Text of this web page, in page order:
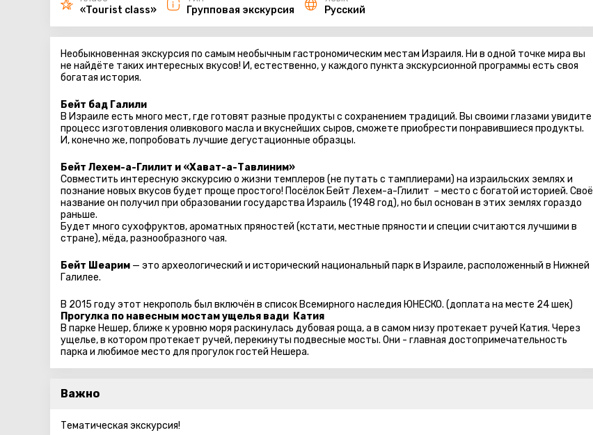
«Tourist class»
Групповая экскурсия
Русский
Необыкновенная экскурсия по самым необычным гастрономическим местам Израиля. Ни в одной точке мира вы
не найдёте таких интересных вкусов! И, естественно, у каждого пункта экскурсионной программы есть своя
богатая история.
Бейт бад Галили
В Израиле есть много мест, где готовят разные продукты с сохранением традиций. Вы своими глазами увидите
процесс изготовления оливкового масла и вкуснейших сыров, сможете приобрести понравившиеся продукты.
И, конечно же, попробовать лучшие дегустационные образцы.
Бейт Лехем-а-Глилит и «Хават-а-Тавлиним»
Совместить интересную экскурсию о жизни темплеров (не путать с тамплиерами) на израильских землях и
познание новых вкусов будет проще простого! Посёлок Бейт Лехем-а-Глилит – место с богатой историей. Своё
название он получил при образовании государства Израиль (1948 год), но был основан в этих землях гораздо
раньше.
Будет много сухофруктов, ароматных пряностей (кстати, местные пряности и специи считаются лучшими в
стране), мёда, разнообразного чая.
Бейт Шеарим — это археологический и исторический национальный парк в Израиле, расположенный в Нижней
Галилее.
В 2015 году этот некрополь был включён в список Всемирного наследия ЮНЕСКО. (доплата на месте 24 шек)
Прогулка по навесным мостам ущелья вади Катия
В парке Нешер, ближе к уровню моря раскинулась дубовая роща, а в самом низу протекает ручей Катия. Через
ущелье, в котором протекает ручей, перекинуты подвесные мосты. Они - главная достопримечательность
парка и любимое место для прогулок гостей Нешера.
Важно
Тематическая экскурсия!